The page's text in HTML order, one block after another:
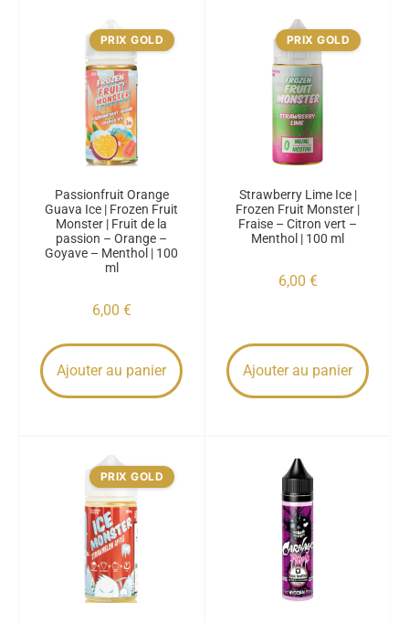
PRIX GOLD
Passionfruit Orange
Guava Ice | Frozen Fruit
Monster | Fruit de la
passion – Orange –
Goyave – Menthol | 100
ml
6,00 €
Ajouter au panier
PRIX GOLD
Strawberry Lime Ice |
Frozen Fruit Monster |
Fraise – Citron vert –
Menthol | 100 ml
6,00 €
Ajouter au panier
PRIX GOLD